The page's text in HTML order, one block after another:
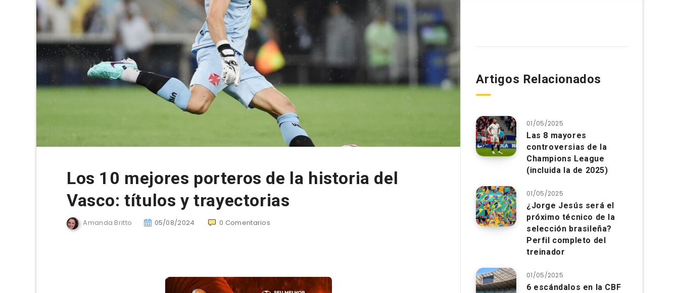
Los 10 mejores porteros de la historia del
Vasco: títulos y trayectorias
Amanda Britto 05/08/2024 0 Comentarios
Artigos Relacionados
01/05/2025
Las 8 mayores
controversias de la
Champions League
(incluida la de 2025)
01/05/2025
¿Jorge Jesús será el
próximo técnico de la
selección brasileña?
Perfil completo del
treinador
01/05/2025
6 escándalos en la CBF